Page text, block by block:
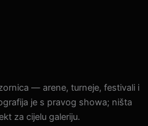
— arene, turneje, festivali i
je s pravog showa; ništa
za cijelu galeriju.